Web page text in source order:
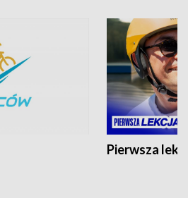
Pierwsza